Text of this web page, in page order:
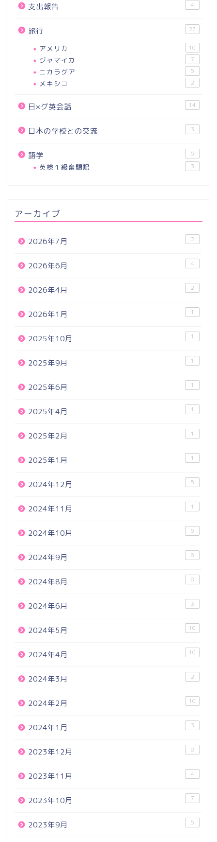
支出報告 4
旅行 27
アメリカ 10
ジャマイカ 7
ニカラグア 5
メキシコ 2
日×グ英会話 14
日本の学校との交流 3
語学 5
英検１級奮闘記 3
アーカイブ
2026年7月 2
2026年6月 4
2026年4月 2
2026年1月 1
2025年10月 1
2025年9月 1
2025年6月 1
2025年4月 1
2025年2月 1
2025年1月 1
2024年12月 5
2024年11月 1
2024年10月 5
2024年9月 6
2024年8月 8
2024年6月 3
2024年5月 10
2024年4月 10
2024年3月 2
2024年2月 10
2024年1月 3
2023年12月 8
2023年11月 4
2023年10月 7
2023年9月 5